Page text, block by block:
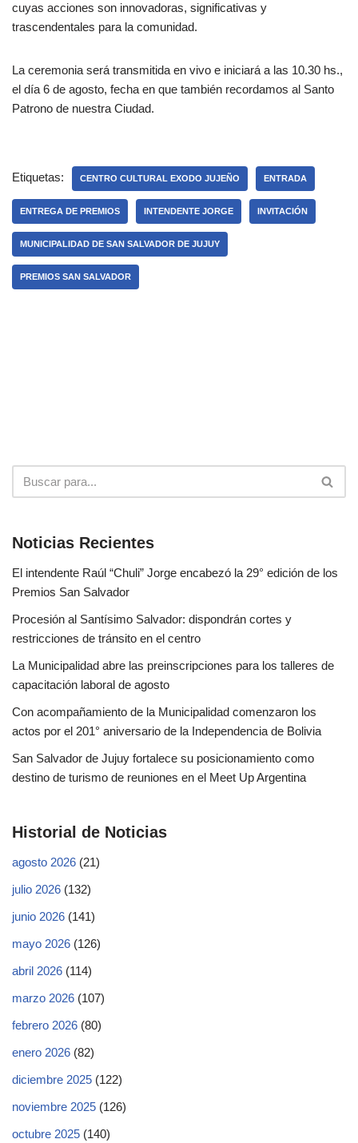
cuyas acciones son innovadoras, significativas y
trascendentales para la comunidad.
La ceremonia será transmitida en vivo e iniciará a las 10.30 hs.,
el día 6 de agosto, fecha en que también recordamos al Santo
Patrono de nuestra Ciudad.
Etiquetas: CENTRO CULTURAL EXODO JUJEÑO ENTRADA
ENTREGA DE PREMIOS INTENDENTE JORGE INVITACIÓN
MUNICIPALIDAD DE SAN SALVADOR DE JUJUY
PREMIOS SAN SALVADOR
Noticias Recientes
El intendente Raúl “Chuli” Jorge encabezó la 29° edición de los
Premios San Salvador
Procesión al Santísimo Salvador: dispondrán cortes y
restricciones de tránsito en el centro
La Municipalidad abre las preinscripciones para los talleres de
capacitación laboral de agosto
Con acompañamiento de la Municipalidad comenzaron los
actos por el 201° aniversario de la Independencia de Bolivia
San Salvador de Jujuy fortalece su posicionamiento como
destino de turismo de reuniones en el Meet Up Argentina
Historial de Noticias
agosto 2026 (21)
julio 2026 (132)
junio 2026 (141)
mayo 2026 (126)
abril 2026 (114)
marzo 2026 (107)
febrero 2026 (80)
enero 2026 (82)
diciembre 2025 (122)
noviembre 2025 (126)
octubre 2025 (140)